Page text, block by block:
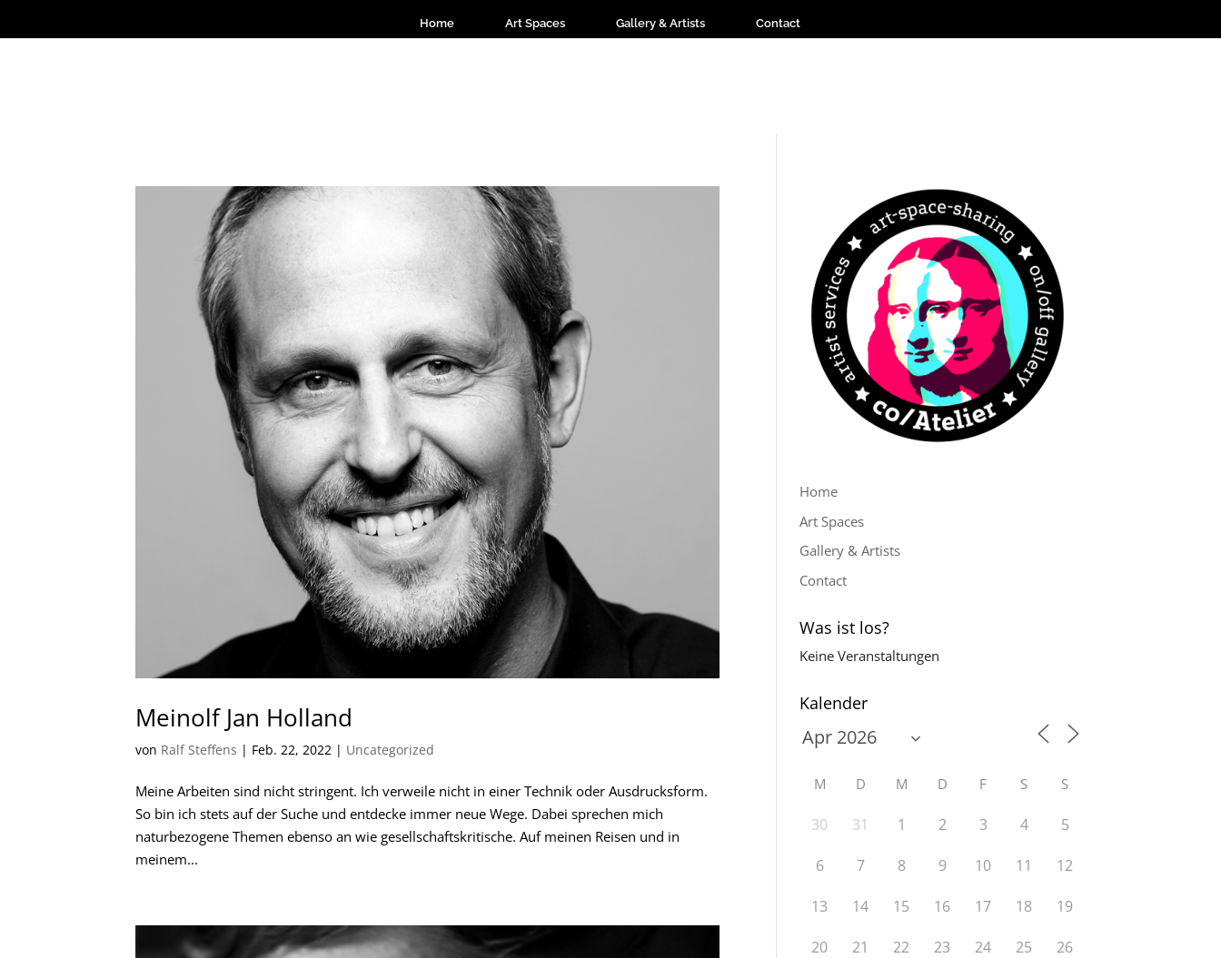
Home Art Spaces Gallery & Artists Contact
Meinolf Jan Holland
von Ralf Steffens | Feb. 22, 2022 | Uncategorized
Meine Arbeiten sind nicht stringent. Ich verweile nicht in einer Technik oder Ausdrucksform.
So bin ich stets auf der Suche und entdecke immer neue Wege. ​Dabei sprechen mich
naturbezogene Themen ebenso an wie gesellschaftskritische. Auf meinen Reisen und in
meinem...
Home
Art Spaces
Gallery & Artists
Contact
Was ist los?
Keine Veranstaltungen
Kalender
M D M D F S S
30 31 1 2 3 4 5
6 7 8 9 10 11 12
13 14 15 16 17 18 19
20 21 22 23 24 25 26